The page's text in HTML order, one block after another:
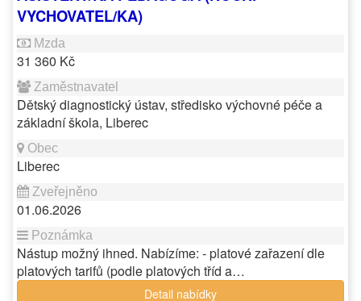
VYCHOVATEL/KA)
31 360 Kč
Dětský diagnostický ústav, středisko výchovné péče a
základní škola, Liberec
Liberec
01.06.2026
Nástup možný ihned. Nabízíme: - platové zařazení dle
platových tarifů (podle platových tříd a…
Detail nabídky